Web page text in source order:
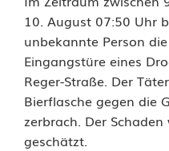
c
h
t
:
U
10. August 07:50 Uhr
unbekannte Person
Eingangstüre eines
Reger-Straße. Der
Bierflasche gegen die
zerbrach. Der
geschätzt.